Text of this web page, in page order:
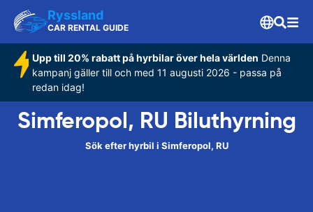
Ryssland
CAR RENTAL GUIDE
Upp till 20% rabatt på hyrbilar över hela världen Denna
kampanj gäller till och med 11 augusti 2026 - passa på
redan idag!
Simferopol, RU Biluthyrning
Sök efter hyrbil i Simferopol, RU